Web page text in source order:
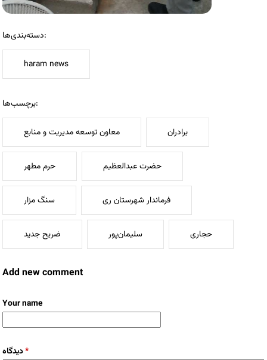
دسته‌بندی‌ها:
haram news
برچسب‌ها:
معاون توسعه مدیریت و منابع برادران
حرم مطهر حضرت عبدالعظیم
سنگ مزار فرماندار شهرستان ری
ضریح جدید سلیمان‌پور حجاری
Add new comment
Your name
دیدگاه*